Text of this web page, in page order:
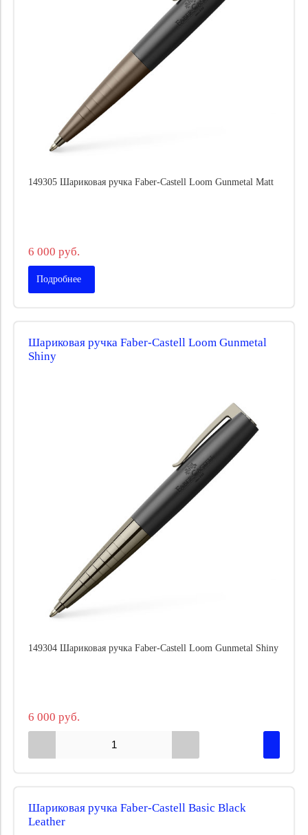
149305 Шариковая ручка Faber-Castell Loom Gunmetal Matt
6 000 руб.
Подробнее
Шариковая ручка Faber-Castell Loom Gunmetal
Shiny
149304 Шариковая ручка Faber-Castell Loom Gunmetal Shiny
6 000 руб.
Шариковая ручка Faber-Castell Basic Black
Leather